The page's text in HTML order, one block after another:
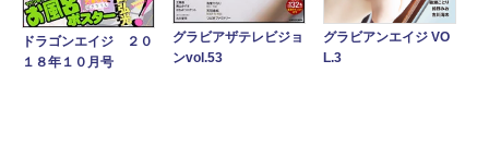
ドラゴンエイジ ２０
１８年１０月号
グラビアザテレビジョ
ンvol.53
グラビアンエイジ VO
L.3